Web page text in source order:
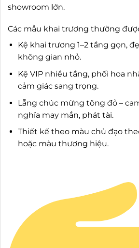
showroom lớn.
Các mẫu khai trương thường
Kệ khai trương 1–2 tầng gọn,
không gian nhỏ.
Kệ VIP nhiều tầng, phối hoa
cảm giác sang trọng.
Lẵng chúc mừng tông đỏ –
nghĩa may mắn, phát tài.
Thiết kế theo màu chủ đạo
hoặc màu thương hiệu.